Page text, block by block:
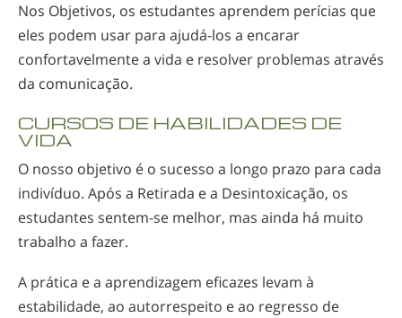
Nos Objetivos, os estudantes aprendem perícias que
eles podem usar para ajudá-los a encarar
confortavelmente a vida e resolver problemas através
da comunicação.
CURSOS DE HABILIDADES DE
VIDA
O nosso objetivo é o sucesso a longo prazo para cada
indivíduo. Após a Retirada e a Desintoxicação, os
estudantes sentem-se melhor, mas ainda há muito
trabalho a fazer.
A prática e a aprendizagem eficazes levam à
estabilidade, ao autorrespeito e ao regresso de